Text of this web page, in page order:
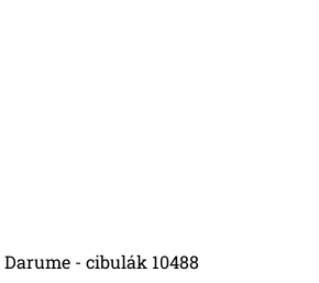
- cibulák 10488